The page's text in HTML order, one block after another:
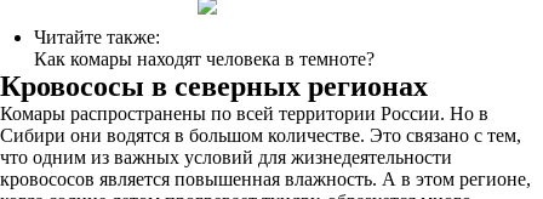
Читайте также:
Как комары находят человека в темноте?
Кровососы в северных регионах
Комары распространены по всей территории России. Но в
Сибири они водятся в большом количестве. Это связано с тем,
что одним из важных условий для жизнедеятельности
кровососов является повышенная влажность. А в этом регионе,